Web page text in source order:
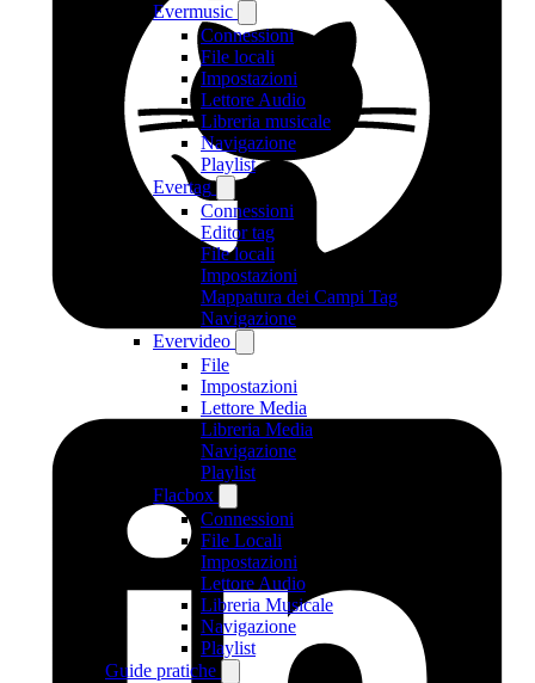
Evermusic
Connessioni
File locali
Impostazioni
Lettore Audio
Libreria musicale
Navigazione
Playlist
Evertag
Connessioni
Editor tag
File locali
Impostazioni
Mappatura dei Campi Tag
Navigazione
Evervideo
File
Impostazioni
Lettore Media
Libreria Media
Navigazione
Playlist
Flacbox
Connessioni
File Locali
Impostazioni
Lettore Audio
Libreria Musicale
Navigazione
Playlist
Guide pratiche